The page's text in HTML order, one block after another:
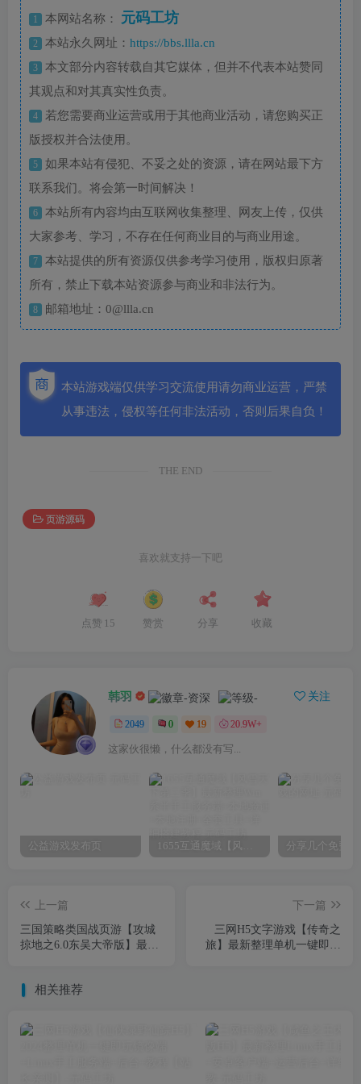
1 本网站名称： 元码工坊
2 本站永久网址： https://bbs.llla.cn
3
本文部分内容转载自其它媒体，但并不代表本站赞同
其观点和对其真实性负责。
4
若您需要商业运营或用于其他商业活动，请您购买正
版授权并合法使用。
5
如果本站有侵犯、不妥之处的资源，请在网站最下方
联系我们。将会第一时间解决！
6
本站所有内容均由互联网收集整理、网友上传，仅供
大家参考、学习，不存在任何商业目的与商业用途。
7
本站提供的所有资源仅供参考学习使用，版权归原著
所有，禁止下载本站资源参与商业和非法行为。
8 邮箱地址：0@llla.cn
本站游戏端仅供学习交流使用请勿商业运营，严禁
从事违法，侵权等任何非法活动，否则后果自负！
THE END
页游源码
喜欢就支持一下吧
点赞 15 赞赏 分享 收藏
韩羽 关注
2049 0 19 20.9W+
这家伙很懒，什么都没有写...
公益游戏发布页
上一篇
三国策略类国战页游【攻城
掠地之6.0东吴大帝版】最新
下一篇
三网H5文字游戏【传奇之
旅】最新整理单机一键即玩
相关推荐